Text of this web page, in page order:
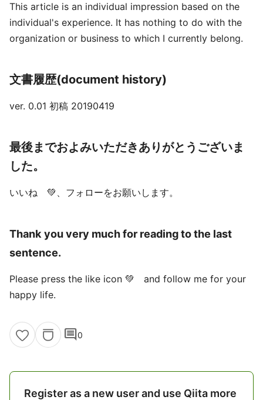
This article is an individual impression based on the
individual's experience. It has nothing to do with the
organization or business to which I currently belong.
文書履歴(document history)
ver. 0.01 初稿 20190419
最後までおよみいただきありがとうございま
した。
いいね 💚、フォローをお願いします。
Thank you very much for reading to the last
sentence.
Please press the like icon 💚 and follow me for your
happy life.
comment0
Register as a new user and use Qiita more